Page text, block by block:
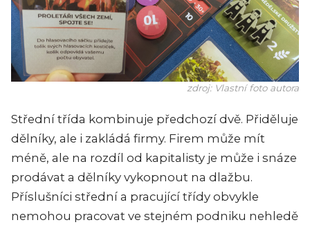
zdroj: Vlastní foto autora
Střední třída kombinuje předchozí dvě. Přiděluje
dělníky, ale i zakládá firmy. Firem může mít
méně, ale na rozdíl od kapitalisty je může i snáze
prodávat a dělníky vykopnout na dlažbu.
Příslušníci střední a pracující třídy obvykle
nemohou pracovat ve stejném podniku nehledě